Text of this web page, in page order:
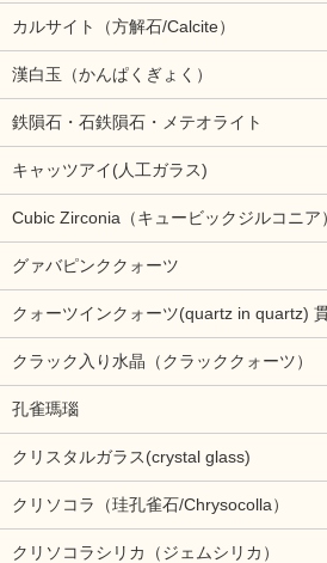
カルサイト（方解石/Calcite）
漢白玉（かんぱくぎょく）
鉄隕石・石鉄隕石・メテオライト
キャッツアイ(人工ガラス)
Cubic Zirconia（キュービックジルコニア）
グァバピンククォーツ
クォーツインクォーツ(quartz in quartz)
クラック入り水晶（クラッククォーツ）
孔雀瑪瑙
クリスタルガラス(crystal glass)
クリソコラ（珪孔雀石/Chrysocolla）
クリソコラシリカ（ジェムシリカ）